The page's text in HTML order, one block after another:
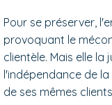
Pour se préserver,
provoquant le
clientèle. Mais elle
l'indépendance de
de ses mêmes